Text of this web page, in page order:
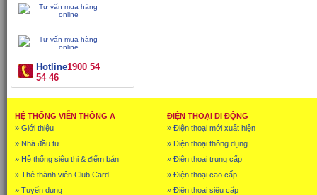
Hotline1900 54
54 46
HỆ THỐNG VIỄN THÔNG A
» Giới thiệu
» Nhà đầu tư
» Hệ thống siêu thị & điểm bán
» Thẻ thành viên Club Card
» Tuyển dụng
ĐIỆN THOẠI DI ĐỘNG
» Điện thoại mới xuất hiện
» Điện thoại thông dụng
» Điện thoại trung cấp
» Điện thoại cao cấp
» Điện thoại siêu cấp